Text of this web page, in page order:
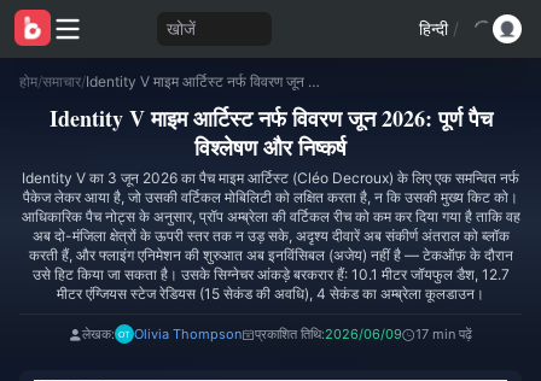
खोजें हिन्दी /
होम/समाचार/ Identity V माइम आर्टिस्ट नर्फ विवरण जून 2026: पूर्ण पैच विश्लेषण और निष्कर्ष
Identity V माइम आर्टिस्ट नर्फ विवरण जून 2026: पूर्ण पैच
विश्लेषण और निष्कर्ष
Identity V का 3 जून 2026 का पैच माइम आर्टिस्ट (Cléo Decroux) के लिए एक समन्वित नर्फ
पैकेज लेकर आया है, जो उसकी वर्टिकल मोबिलिटी को लक्षित करता है, न कि उसकी मुख्य किट को।
आधिकारिक पैच नोट्स के अनुसार, प्रॉप अम्ब्रेला की वर्टिकल रीच को कम कर दिया गया है ताकि वह
अब दो-मंजिला क्षेत्रों के ऊपरी स्तर तक न उड़ सके, अदृश्य दीवारें अब संकीर्ण अंतराल को ब्लॉक
करती हैं, और फ्लाइंग एनिमेशन की शुरुआत अब इनविंसिबल (अजेय) नहीं है — टेकऑफ़ के दौरान
उसे हिट किया जा सकता है। उसके सिग्नेचर आंकड़े बरकरार हैं: 10.1 मीटर जॉयफुल डैश, 12.7
मीटर एंग्जियस स्टेज रेडियस (15 सेकंड की अवधि), 4 सेकंड का अम्ब्रेला कूलडाउन।
लेखक: Olivia Thompson प्रकाशित तिथि:2026/06/09 17 min पढ़ें